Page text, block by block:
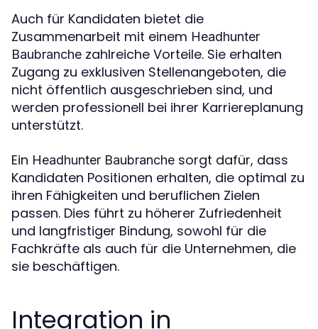
Auch für Kandidaten bietet die
Zusammenarbeit mit einem Headhunter
Baubranche zahlreiche Vorteile. Sie erhalten
Zugang zu exklusiven Stellenangeboten, die
nicht öffentlich ausgeschrieben sind, und
werden professionell bei ihrer Karriereplanung
unterstützt.
Ein Headhunter Baubranche sorgt dafür, dass
Kandidaten Positionen erhalten, die optimal zu
ihren Fähigkeiten und beruflichen Zielen
passen. Dies führt zu höherer Zufriedenheit
und langfristiger Bindung, sowohl für die
Fachkräfte als auch für die Unternehmen, die
sie beschäftigen.
Integration in